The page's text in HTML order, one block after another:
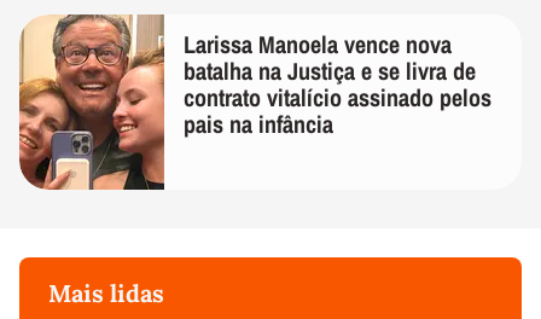
Larissa Manoela vence nova
batalha na Justiça e se livra de
contrato vitalício assinado pelos
pais na infância
Mais lidas